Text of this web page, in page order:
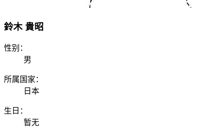
鈴木 貴昭
性别：
男
所属国家：
日本
生日：
暂无